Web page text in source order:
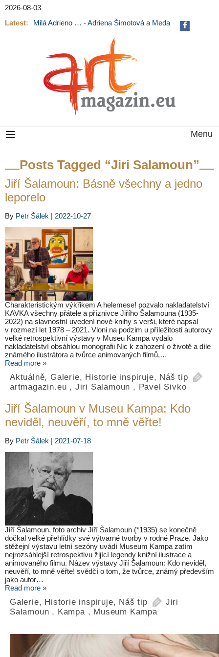
2026-08-03
Latest:
Milá Adrieno … - Adriena Šimotová a Meda
Menu
Posts Tagged “Jiri Salamoun”
Jiří Šalamoun: Básně všechny a jedno
leporelo
By Petr Šálek | 2022-10-27
Charakteristickým výkřikem A helemese! pozvalo nakladatelství
KAVKA všechny přátele a příznivce Jiřího Šalamouna (1935-
2022) na slavnostní uvedení nové knihy s verši, které napsal
v rozmezí let 1978 – 2021. Vloni na podzim u příležitosti autorovy
velké retrospektivní výstavy v Museu Kampa vydalo
nakladatelství obsáhlou monografii Nic k zahození o životě a díle
známého ilustrátora a tvůrce animovaných filmů,…
Read more »
Aktuálně, Galerie, Historie inspiruje, Náš tip
artmagazin.eu , Jiri Salamoun , Pavel Sivko
Jiří Šalamoun v Museu Kampa: Kdo
neviděl, neuvěří, to mně věřte!
By Petr Šálek | 2021-07-18
Jiří Šalamoun, foto archiv Jiří Šalamoun (*1935) se konečně
dočkal velké přehlídky své výtvarné tvorby v rodné Praze. Jako
stěžejní výstavu letní sezóny uvádí Museum Kampa zatím
nejrozsáhlejší retrospektivu žijící legendy knižní ilustrace a
animovaného filmu. Název výstavy Jiří Šalamoun: Kdo neviděl,
neuvěří, to mně věřte! svědčí o tom, že tvůrce, známý především
jako autor…
Read more »
Galerie, Historie inspiruje, Náš tip
Jiri
Salamoun , Kampa, Museum Kampa